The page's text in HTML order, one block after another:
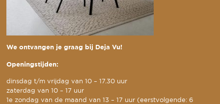
We ontvangen je graag bij Deja Vu!
Openingstijden:
dinsdag t/m vrijdag van 10 – 17.30 uur
zaterdag van 10 – 17 uur
1e zondag van de maand van 13 – 17 uur (eerstvolgende: 6